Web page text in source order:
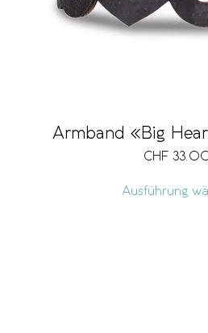
Armband «Big
CHF
Ausführung